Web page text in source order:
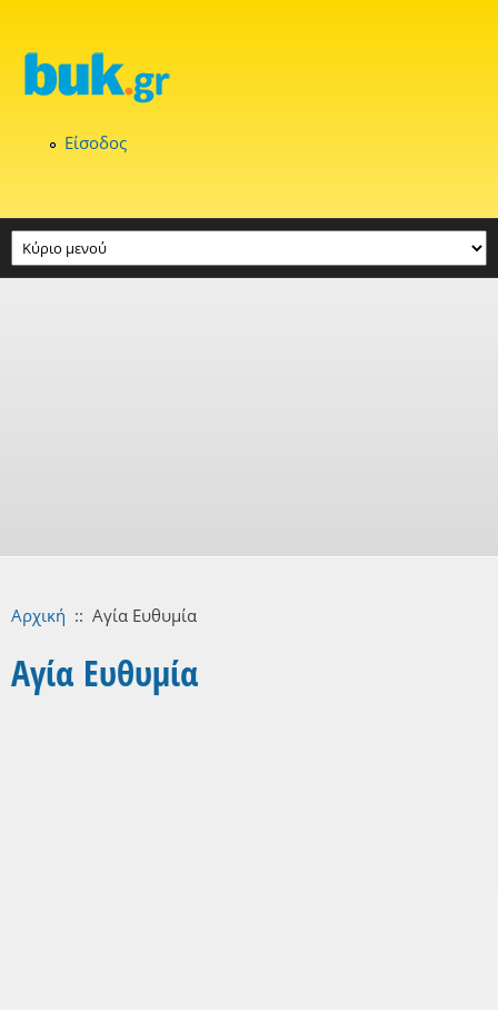
Είσοδος
Αρχική :: Αγία Ευθυμία
Αγία Ευθυμία